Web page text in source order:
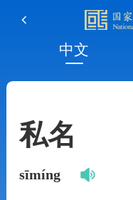
中文
私名
sīmíng